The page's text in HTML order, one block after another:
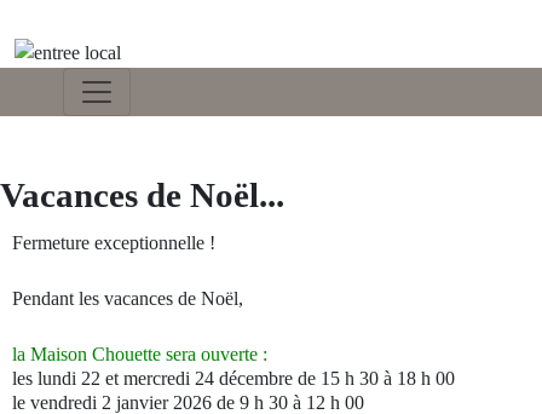
Vacances de Noël...
Fermeture exceptionnelle !
Pendant les vacances de Noël,
la Maison Chouette sera ouverte :
les lundi 22 et mercredi 24 décembre de 15 h 30 à 18 h 00
le vendredi 2 janvier 2026 de 9 h 30 à 12 h 00